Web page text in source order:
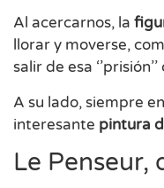
Al acercarnos, la
llorar y moverse,
salir de esa
A su lado, siempre
interesante pintura
Le Penseur,